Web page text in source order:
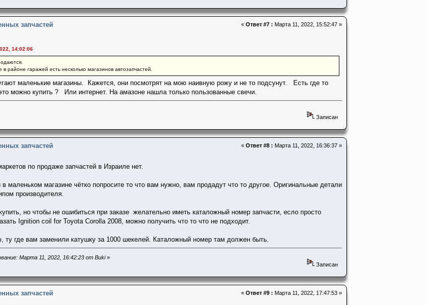
запчастей « Ответ #7 : Марта 11, 2022, 15:52:47 »
14:02:06
районе гаражей есть несколько магазинов автозапчастей.
маленькие магазины. Кажется, они посмотрят на мою наивную рожу и не то подсунут. Есть где то
можно купить ? Или интернет. На амазоне нашла только пользованные свечи.
Записан
запчастей « Ответ #8 : Марта 11, 2022, 16:36:37 »
по продаже запчастей в Израиле нет.
маленьком магазине чётко попросите то что вам нужно, вам продадут что то другое. Oригинальные детали
производителя.
но чтобы не ошибиться при заказе желательно иметь каталожный номер запчасти, есло просто
Ignition coil for Toyota Corolla 2008, можно получить что то что не подходит.
ту где вам заменили катушку за 1000 шекелей. Каталожный номер там должен быть.
Марта 11, 2022, 16:42:23 от Buki»
Записан
запчастей « Ответ #9 : Марта 11, 2022, 17:47:53 »